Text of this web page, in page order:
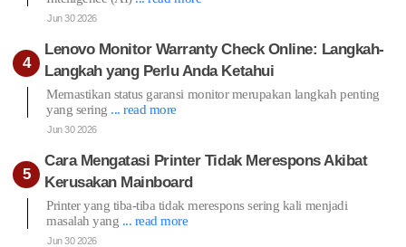
Jun 30 2026
Lenovo Monitor Warranty Check Online: Langkah-
Langkah yang Perlu Anda Ketahui
Memastikan status garansi monitor merupakan langkah penting
yang sering ... read more
Jun 30 2026
Cara Mengatasi Printer Tidak Merespons Akibat
Kerusakan Mainboard
Printer yang tiba-tiba tidak merespons sering kali menjadi
masalah yang ... read more
Jun 30 2026